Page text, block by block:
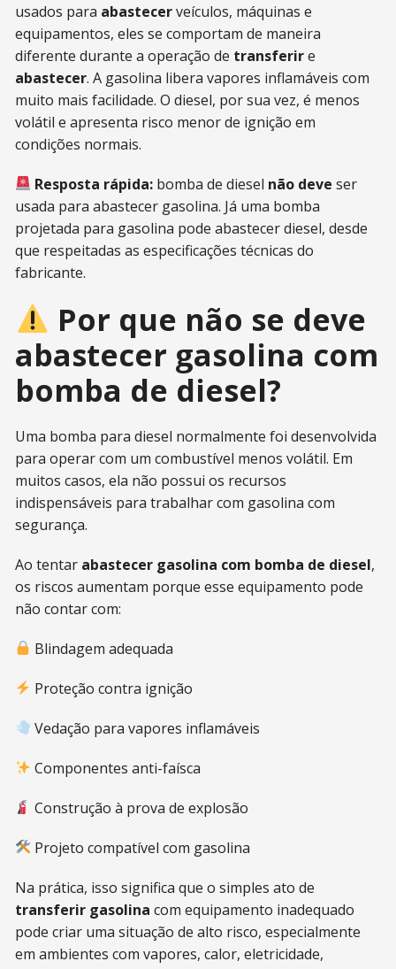
usados para abastecerveículos, máquinas e
equipamentos, eles se comportam de maneira
diferente durante a operação de transferire
abastecer. A gasolina libera vapores inflamáveis com
muito mais facilidade. O diesel, por sua vez, é menos
volátil e apresenta risco menor de ignição em
condições normais.
Resposta rápida: bomba de diesel não deve ser
usada para abastecer gasolina. Já uma bomba
projetada para gasolina pode abastecer diesel, desde
que respeitadas as especificações técnicas do
fabricante.
Por que não se deve
abastecer gasolina com
bomba de diesel?
Uma bomba para diesel normalmente foi desenvolvida
para operar com um combustível menos volátil. Em
muitos casos, ela não possui os recursos
indispensáveis para trabalhar com gasolina com
segurança.
Ao tentar abastecer gasolina com bomba de diesel,
os riscos aumentam porque esse equipamento pode
não contar com:
Blindagem adequada
Proteção contra ignição
Vedação para vapores inflamáveis
Componentes anti-faísca
Construção à prova de explosão
Projeto compatível com gasolina
Na prática, isso significa que o simples ato de
transferir gasolina com equipamento inadequado
pode criar uma situação de alto risco, especialmente
em ambientes com vapores, calor, eletricidade,